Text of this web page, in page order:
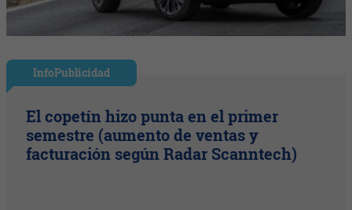
InfoPublicidad
El copetín hizo punta en el primer
semestre (aumento de ventas y
facturación según Radar Scanntech)